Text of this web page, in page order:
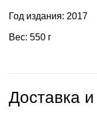
Год издания: 2017
Вес: 550 г
Доставка